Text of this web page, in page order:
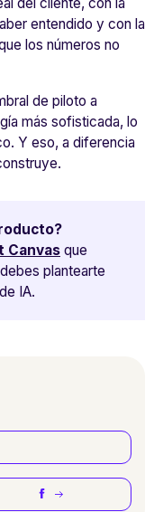
entendido y con la
los números no
de piloto a
más sofisticada, lo
Y eso, a diferencia
Canvas que
plantearte
IA.